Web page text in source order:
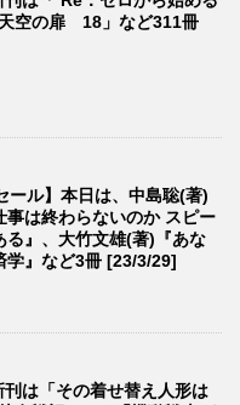
空の扉 18」など311冊
ール】本日は、中島聡(著)
事は終わらないのか スピー
る』、大竹文雄(著)『あな
学』など3冊 [23/3/29]
は「その着せ替え人形は